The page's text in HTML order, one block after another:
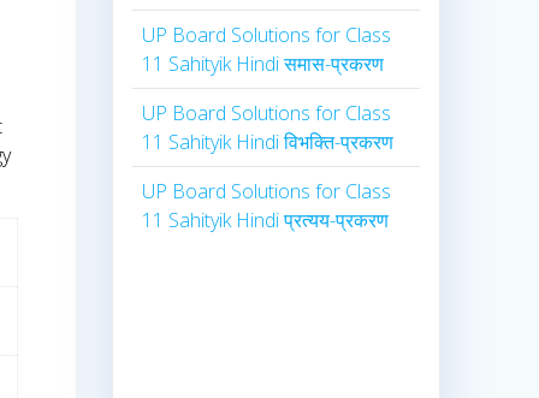
UP Board Solutions for Class
11 Sahityik Hindi समास-प्रकरण
UP Board Solutions for Class
11 Sahityik Hindi विभक्ति-प्रकरण
UP Board Solutions for Class
11 Sahityik Hindi प्रत्यय-प्रकरण